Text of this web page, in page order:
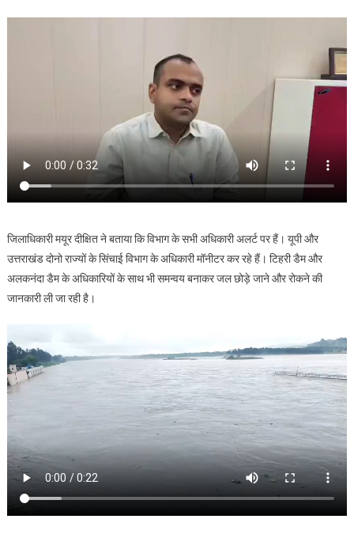
जिलाधिकारी मयूर दीक्षित ने बताया कि विभाग के सभी अधिकारी अलर्ट पर हैं। यूपी और
उत्तराखंड दोनो राज्यों के सिंचाई विभाग के अधिकारी मॉनीटर कर रहे हैं। टिहरी डैम और
अलकनंदा डैम के अधिकारियों के साथ भी समन्वय बनाकर जल छोड़े जाने और रोकने की
जानकारी ली जा रही है।